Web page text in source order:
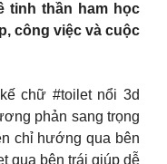
tinh thần ham học
công việc và cuộc
chữ #toilet nổi 3d
phản sang trọng
chỉ hướng qua bên
qua bên trái giúp dễ